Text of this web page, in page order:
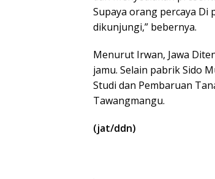
Supaya orang percaya Di
dikunjungi,” bebernya.
Menurut Irwan, Jawa
jamu. Selain pabrik Sido
Studi dan Pembaruan
Tawangmangu.
(jat/ddn)